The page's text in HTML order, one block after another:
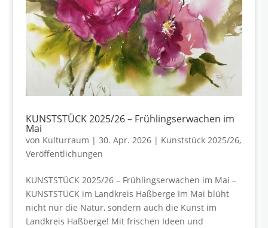
KUNSTSTÜCK 2025/26 – Frühlingserwachen im
Mai
von Kulturraum | 30. Apr. 2026| Kunststück 2025/26,
Veröffentlichungen
KUNSTSTÜCK 2025/26 – Frühlingserwachen im Mai –
KUNSTSTÜCK im Landkreis Haßberge Im Mai blüht
nicht nur die Natur, sondern auch die Kunst im
Landkreis Haßberge! Mit frischen Ideen und